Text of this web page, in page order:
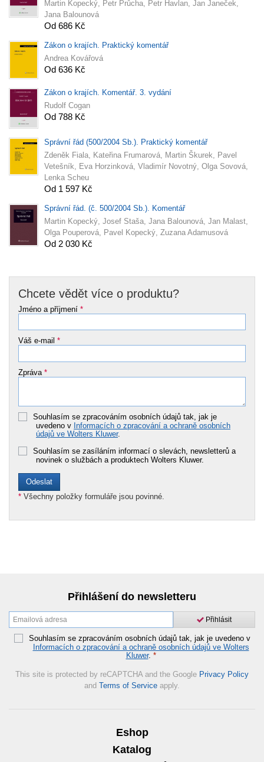
Martin Kopecký, Petr Průcha, Petr Havlan, Jan Janeček,
Jana Balounová
Od 686 Kč
Zákon o krajích. Praktický komentář
Andrea Kovářová
Od 636 Kč
Zákon o krajích. Komentář. 3. vydání
Rudolf Cogan
Od 788 Kč
Správní řád (500/2004 Sb.). Praktický komentář
Zdeněk Fiala, Kateřina Frumarová, Martin Škurek, Pavel
Vetešník, Eva Horzinková, Vladimír Novotný, Olga Sovová,
Lenka Scheu
Od 1 597 Kč
Správní řád. (č. 500/2004 Sb.). Komentář
Martin Kopecký, Josef Staša, Jana Balounová, Jan Malast,
Olga Pouperová, Pavel Kopecký, Zuzana Adamusová
Od 2 030 Kč
Chcete vědět více o produktu?
Jméno a příjmení *
Váš e-mail *
Zpráva *
Souhlasím se zpracováním osobních údajů tak, jak je
uvedeno v Informacích o zpracování a ochraně osobních
údajů ve Wolters Kluwer.
Souhlasím se zasíláním informací o slevách, newsletterů a
novinek o službách a produktech Wolters Kluwer.
* Všechny položky formuláře jsou povinné.
Přihlášení do newsletteru
Přihlásit
Souhlasím se zpracováním osobních údajů tak, jak je uvedeno v
Informacích o zpracování a ochraně osobních údajů ve Wolters
Kluwer. *
This site is protected by reCAPTCHA and the Google Privacy Policy
and Terms of Service apply.
Eshop
Katalog